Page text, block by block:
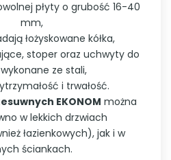
płyty o grubość 16-40
mm,
łożyskowane kółka,
stoper oraz uchwyty do
ze stali,
i trwałość.
EKONOM można
w lekkich drzwiach
łazienkowych), jak i w
ściankach.